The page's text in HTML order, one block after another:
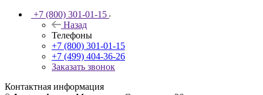
+7 (800) 301-01-15
Назад
Телефоны
+7 (800) 301-01-15
+7 (499) 404-36-26
Заказать звонок
Контактная информация